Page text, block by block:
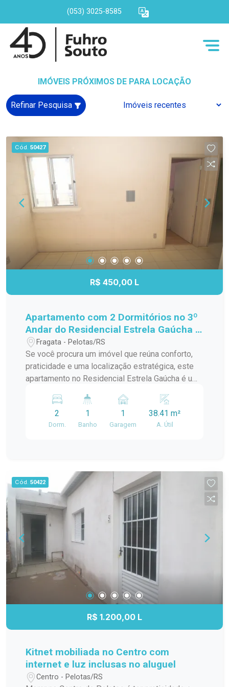
(053) 3025-8585
IMÓVEIS PRÓXIMOS DE PARA LOCAÇÃO
Refinar Pesquisa
Cód. 50427
R$ 450,00 L
Apartamento com 2 Dormitórios no 3º
Andar do Residencial Estrela Gaúcha -
Excelente Localização
Fragata - Pelotas/RS
Se você procura um imóvel que reúna conforto,
praticidade e uma localização estratégica, este
apartamento no Residencial Estrela Gaúcha é uma
distribuídos e ótima iluminação natural, é ideal
para quem deseja viver com comodidade no dia a
aproveitamento do espaço; Banheiro completo;
Apartamento localizado no 3º andar,
proporcionando mais privacidade, boa ventilação
e excelente iluminação natural. Localização
Localizado na Avenida Duque de Caxias, o
Residencial Estrela Gaúcha oferece fácil acesso
aos principais pontos da cidade. O imóvel está
próximo a supermercados, escolas, farmácias,
transporte público e diversos comércios e
serviços, trazendo mais praticidade para o dia a
de conhecer este apartamento. Entre em contato
e agende sua visita para descobrir tudo o que
2
Dorm.
1
Banho
1
Garagem
38.41 m²
A. Útil
Cód. 50422
R$ 1.200,00 L
Kitnet mobiliada no Centro com
internet e luz inclusas no aluguel
Centro - Pelotas/RS